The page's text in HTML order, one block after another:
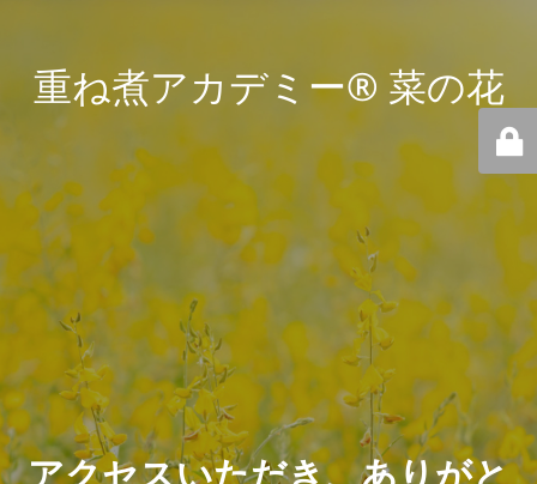
重ね煮アカデミー® 菜の花
アクセスいただき、ありがと